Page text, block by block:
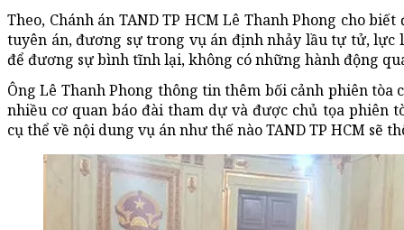
Theo, Chánh án TAND TP HCM Lê Thanh Phong cho
tuyên án, đương sự trong vụ án định nhảy lầu tự tử,
để đương sự bình tĩnh lại, không có những hành động
Ông Lê Thanh Phong thông tin thêm bối cảnh phiên tòa
nhiều cơ quan báo đài tham dự và được chủ tọa phiên
cụ thể về nội dung vụ án như thế nào TAND TP HCM sẽ